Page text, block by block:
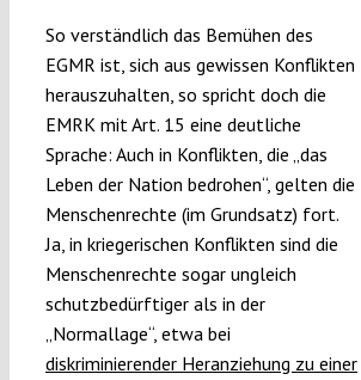
So verständlich das Bemühen des
EGMR ist, sich aus gewissen Konflikten
herauszuhalten, so spricht doch die
EMRK mit Art. 15 eine deutliche
Sprache: Auch in Konflikten, die „das
Leben der Nation bedrohen“, gelten die
Menschenrechte (im Grundsatz) fort.
Ja, in kriegerischen Konflikten sind die
Menschenrechte sogar ungleich
schutzbedürftiger als in der
„Normallage“, etwa bei
diskriminierender Heranziehung zu einer